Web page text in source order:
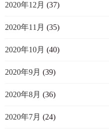
2020年12月 (37)
2020年11月 (35)
2020年10月 (40)
2020年9月 (39)
2020年8月 (36)
2020年7月 (24)